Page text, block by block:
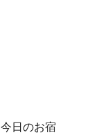
日のお宿